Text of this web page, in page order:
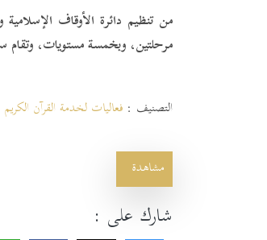
من تنظيم دائرة الأوقاف
مرحلتين، وبخمسة مستويات، وتقام
التصنيف : فعاليات لخدمة القرآن الكريم
مشاهدة
شارك على :